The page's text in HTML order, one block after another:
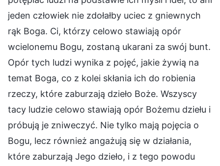
jeden człowiek nie zdołałby uciec z gniewnych
rąk Boga. Ci, którzy celowo stawiają opór
wcielonemu Bogu, zostaną ukarani za swój bunt.
Opór tych ludzi wynika z pojęć, jakie żywią na
temat Boga, co z kolei skłania ich do robienia
rzeczy, które zaburzają dzieło Boże. Wszyscy
tacy ludzie celowo stawiają opór Bożemu dziełu i
próbują je zniweczyć. Nie tylko mają pojęcia o
Bogu, lecz również angażują się w działania,
które zaburzają Jego dzieło, i z tego powodu